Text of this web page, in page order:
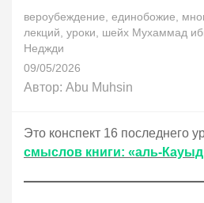
вероубеждение единобожие
лекций уроки
шейх Мухаммад
Неджди
09/05/2026
Автор: Abu Muhsin
Это конспект 16 последнего
смыслов книги: «аль-